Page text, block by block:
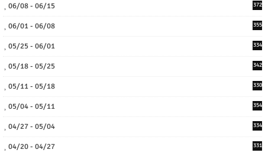
06/08 - 06/15 372
06/01 - 06/08 355
05/25 - 06/01 334
05/18 - 05/25 342
05/11 - 05/18 330
05/04 - 05/11 354
04/27 - 05/04 334
04/20 - 04/27 331